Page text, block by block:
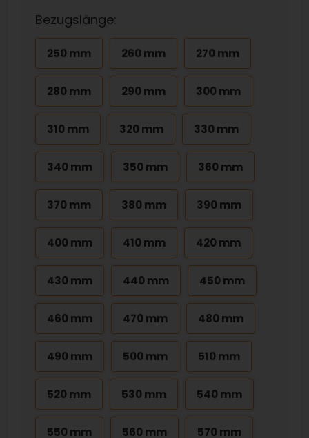
Bezugslänge:
250 mm 260 mm 270 mm
280 mm 290 mm 300 mm
310 mm 320 mm 330 mm
340 mm 350 mm 360 mm
370 mm 380 mm 390 mm
400 mm 410 mm 420 mm
430 mm 440 mm 450 mm
460 mm 470 mm 480 mm
490 mm 500 mm 510 mm
520 mm 530 mm 540 mm
550 mm 560 mm 570 mm